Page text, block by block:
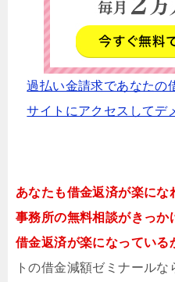
過払い金請求であなたの
サイトにアクセスしてデ
あなたも借金返済が楽に
事務所の無料相談がきっ
借金返済が楽になっている
トの借金減額ゼミナール